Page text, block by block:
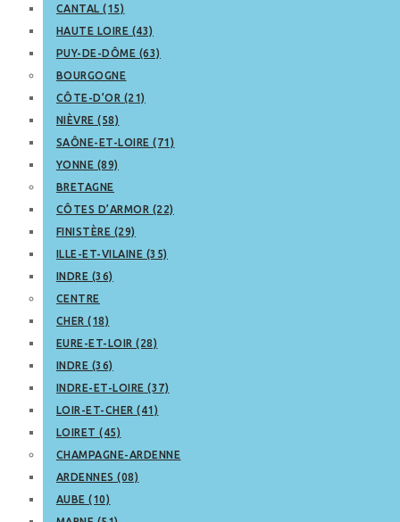
CANTAL (15)
HAUTE LOIRE (43)
PUY-DE-DÔME (63)
BOURGOGNE
CÔTE-D’OR (21)
NIÈVRE (58)
SAÔNE-ET-LOIRE (71)
YONNE (89)
BRETAGNE
CÔTES D’ARMOR (22)
FINISTÈRE (29)
ILLE-ET-VILAINE (35)
INDRE (36)
CENTRE
CHER (18)
EURE-ET-LOIR (28)
INDRE (36)
INDRE-ET-LOIRE (37)
LOIR-ET-CHER (41)
LOIRET (45)
CHAMPAGNE-ARDENNE
ARDENNES (08)
AUBE (10)